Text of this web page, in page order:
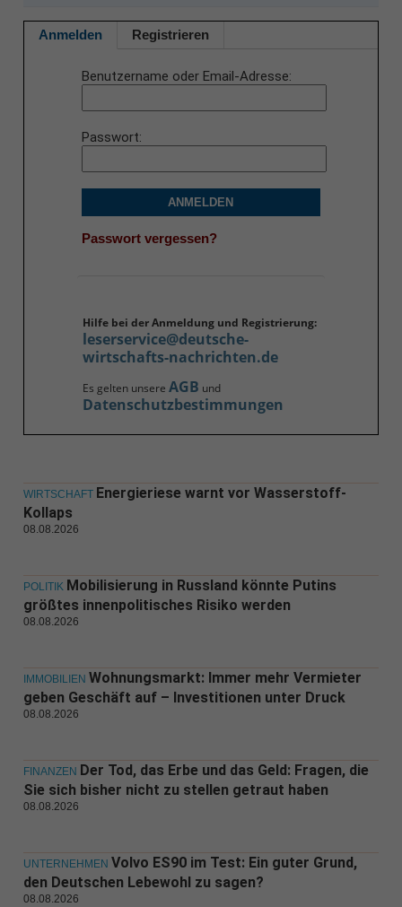
Anmelden Registrieren
Benutzername oder Email-Adresse
Passwort
ANMELDEN
Passwort vergessen?
Hilfe bei der Anmeldung und Registrierung:
leserservice@deutsche-
wirtschafts-nachrichten.de
Es gelten unsere AGB und
Datenschutzbestimmungen
WIRTSCHAFT Energieriese warnt vor Wasserstoff-
Kollaps
08.08.2026
POLITIK Mobilisierung in Russland könnte Putins
größtes innenpolitisches Risiko werden
08.08.2026
IMMOBILIEN Wohnungsmarkt: Immer mehr Vermieter
geben Geschäft auf – Investitionen unter Druck
08.08.2026
FINANZEN Der Tod, das Erbe und das Geld: Fragen, die
Sie sich bisher nicht zu stellen getraut haben
08.08.2026
UNTERNEHMEN Volvo ES90 im Test: Ein guter Grund,
den Deutschen Lebewohl zu sagen?
08.08.2026